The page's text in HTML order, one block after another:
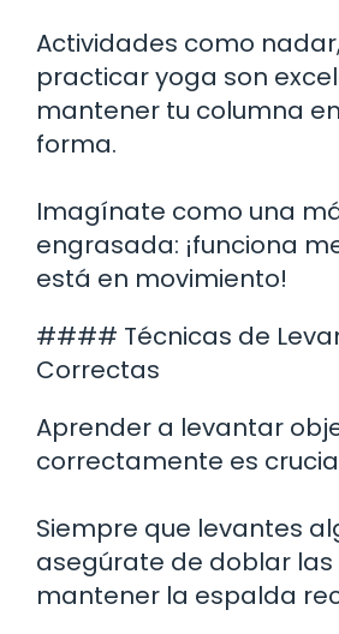
Actividades como
practicar yoga son
mantener tu columna
forma.
Imagínate como una
engrasada: ¡funciona
está en movimiento!
#### Técnicas de
Correctas
Aprender a levantar
correctamente es
Siempre que levantes
asegúrate de doblar las
mantener la espalda